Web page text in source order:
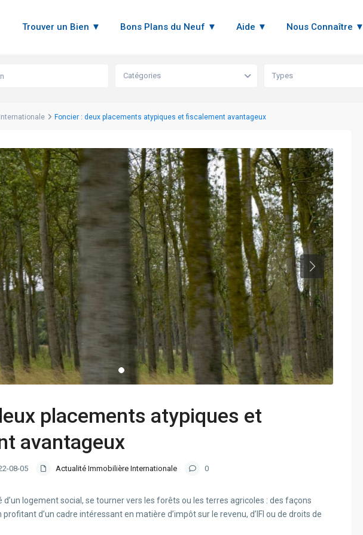
Trouver un Bien ▼ Bons Plans du Neuf ▼ Aide ▼ Nous Connaître ▼
Catégories Types
Foncier : deux placements atypiques et fiscalement avantageux
placements atypiques et
avantageux
08-05 Actualité Immobilière Internationale 0
logement social, se tourner vers les forêts ou les terres agricoles : des façons
d’un cadre intéressant en matière d’impôt sur le revenu, d’IFI ou de droits de